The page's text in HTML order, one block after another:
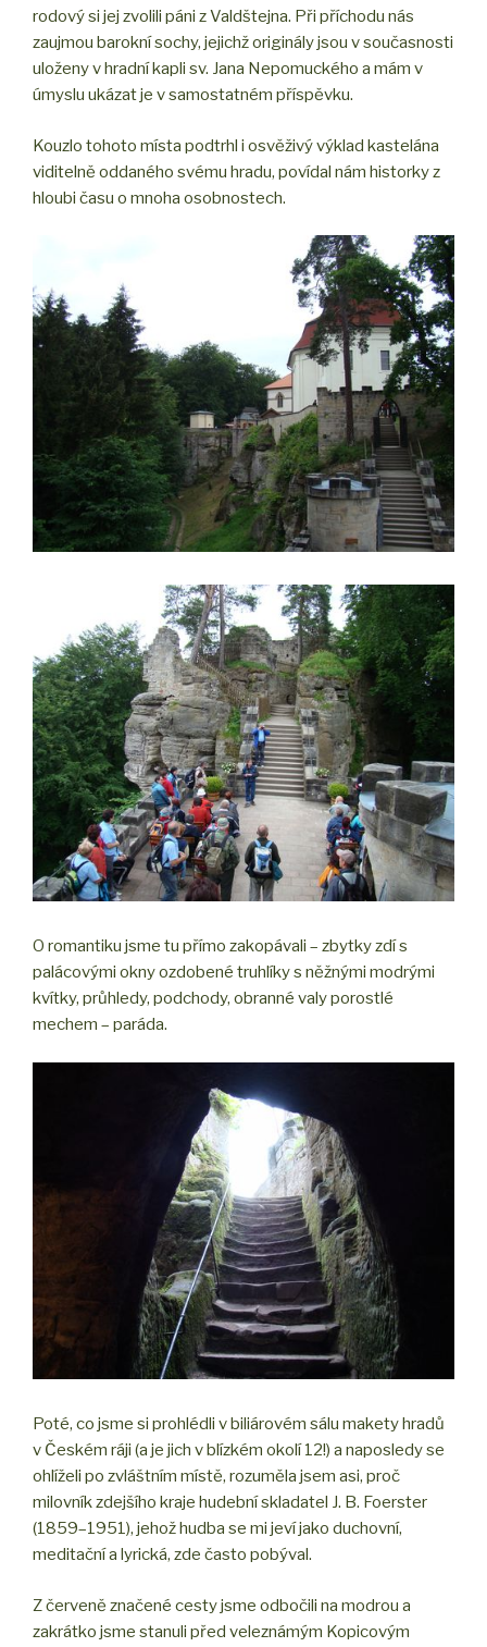
rodový si jej zvolili páni z Valdštejna. Při příchodu nás
zaujmou barokní sochy, jejichž originály jsou v současnosti
uloženy v hradní kapli sv. Jana Nepomuckého a mám v
úmyslu ukázat je v samostatném příspěvku.
Kouzlo tohoto místa podtrhl i osvěživý výklad kastelána
viditelně oddaného svému hradu, povídal nám historky z
hloubi času o mnoha osobnostech.
O romantiku jsme tu přímo zakopávali – zbytky zdí s
palácovými okny ozdobené truhlíky s něžnými modrými
kvítky, průhledy, podchody, obranné valy porostlé
mechem – paráda.
Poté, co jsme si prohlédli v biliárovém sálu makety hradů
v Českém ráji (a je jich v blízkém okolí 12!) a naposledy se
ohlíželi po zvláštním místě, rozuměla jsem asi, proč
milovník zdejšího kraje hudební skladatel J. B. Foerster
(1859–1951), jehož hudba se mi jeví jako duchovní,
meditační a lyrická, zde často pobýval.
Z červeně značené cesty jsme odbočili na modrou a
zakrátko jsme stanuli před veleznámým Kopicovým